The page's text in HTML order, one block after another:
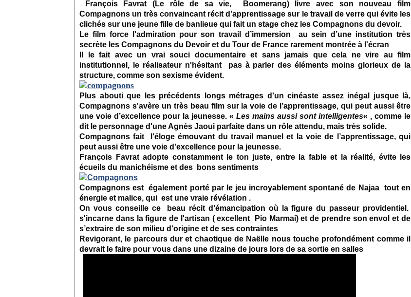
François Favrat (Le rôle de sa vie, Boomerang) livre avec son nouveau film
Compagnons un très convaincant récit d'apprentissage sur le travail de verrequi évite les
clichés sur une jeune fille de banlieue qui fait un stage chez les Compagnons du devoir.
Le film force l'admiration pour son travail d’immersion
au sein d’une institution très
secrète l es Compagnons du Devoir et du Tour de France rarement montrée à l'écran
Il le fait avec un vrai souci documentaire et sans jamais que cela ne vire au film
institutionnel, le réalisateur n'hésitant pas à parler des éléments moins glorieux de la
structure, comme son sexisme évident.
Plus abouti que les précédents longs métrages d'un cinéaste assez inégal jusque là,
Compagnons s'avère un très beau film sur la voie de l’apprentissage, qui peut aussi être
une voie d’excellence pour la jeunesse. « Les mains aussi sont intelligentes« , comme le
dit le personnage d'une Agnès Jaoui parfaite dans un rôle attendu, mais très solide.
Compagnons fait l’éloge émouvant du travail manuelet la voie de l’apprentissage, qui
peut aussi être une voie d’excellence pour la jeunesse.
François Favrat adopte constamment le ton juste, entre la fable et la réalité, évite les
écueils du manichéisme et des bons sentiments
Compagnons est également porté par le jeu incroyablement spontané de Najaa tout en
énergie et malice, qui est une vraie révélation .
On vous conseille ce beau récit d’émancipation où la figure du passeur providentiel.
s'incarne dans la figure de l'artisan ( excellent Pio Marmai) et de prendre son envol et de
s’extraire de son milieu d’origine et de ses contraintes
Revigorant, le parcours dur et chaotique de Naëlle nous touche profondément comme il
devrait le faire pour vous dans une dizaine de jours lors de sa sortie en salles